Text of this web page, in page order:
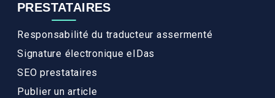
PRESTATAIRES
Responsabilité du traducteur assermenté
Signature électronique eIDas
SEO prestataires
Publier un article